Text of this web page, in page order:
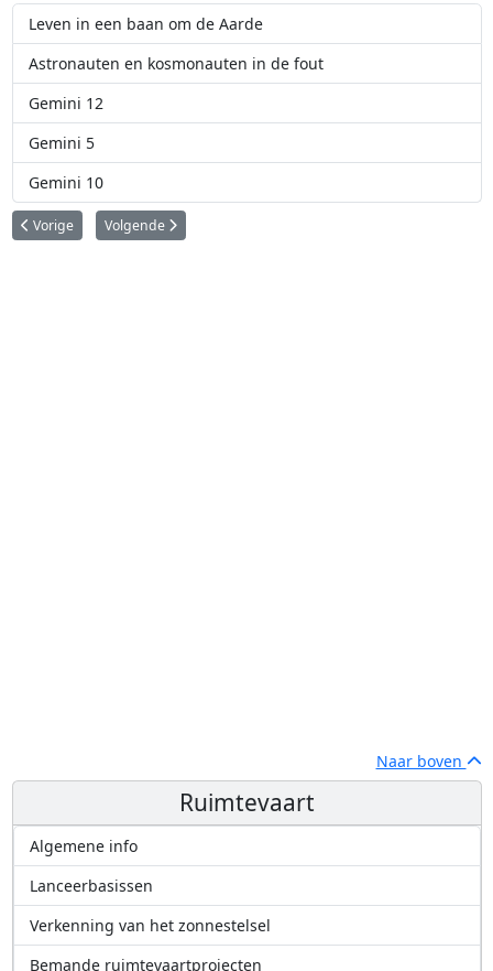
Leven in een baan om de Aarde
Astronauten en kosmonauten in de fout
Gemini 12
Gemini 5
Gemini 10
Vorig artikel: Wat is een polaire baan?
Vorige Volgende artikel: 50 jaar ruimtevaart: Afval op andere
Volgende
Naar boven
Ruimtevaart
Algemene info
Lanceerbasissen
Verkenning van het zonnestelsel
Bemande ruimtevaartprojecten